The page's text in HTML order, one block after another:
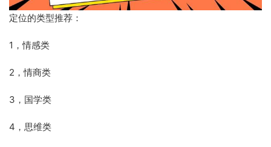
定位的类型推荐：
1，情感类
2，情商类
3，国学类
4，思维类